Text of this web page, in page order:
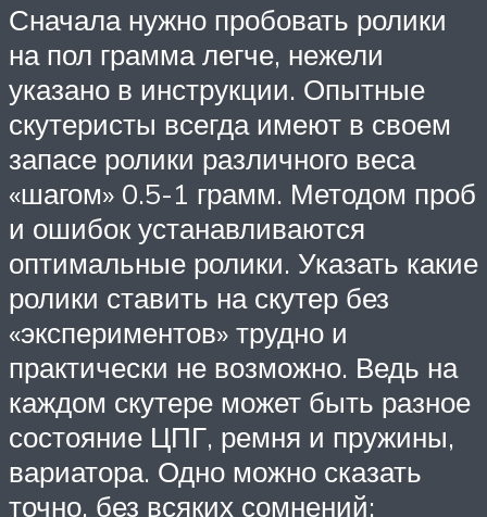
Сначала нужно пробовать ролики
на пол грамма легче, нежели
указано в инструкции. Опытные
скутеристы всегда имеют в своем
запасе ролики различного веса
«шагом» 0.5-1 грамм. Методом проб
и ошибок устанавливаются
оптимальные ролики. Указать какие
ролики ставить на скутер без
«экспериментов» трудно и
практически не возможно. Ведь на
каждом скутере может быть разное
состояние ЦПГ, ремня и пружины,
вариатора. Одно можно сказать
точно, без всяких сомнений: